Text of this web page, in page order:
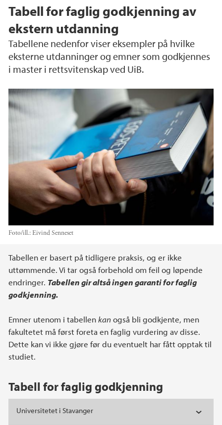
Tabell for faglig godkjenning av
ekstern utdanning
Tabellene nedenfor viser eksempler på hvilke
eksterne utdanninger og emner som godkjennes
i master i rettsvitenskap ved UiB.
Foto/ill.:Eivind Senneset
Hovedinnhold
Tabellen er basert på tidligere praksis, og er ikke
uttømmende. Vi tar også forbehold om feil og løpende
endringer. Tabellen gir altså ingen garanti for faglig
godkjenning.
Emner utenom i tabellenkanogså bli godkjente, men
fakultetet må først foreta en faglig vurdering av disse.
Dette kan vi ikke gjøre før du eventuelt har fått opptak til
studiet.
Tabell for faglig godkjenning
Universitetet i Stavanger